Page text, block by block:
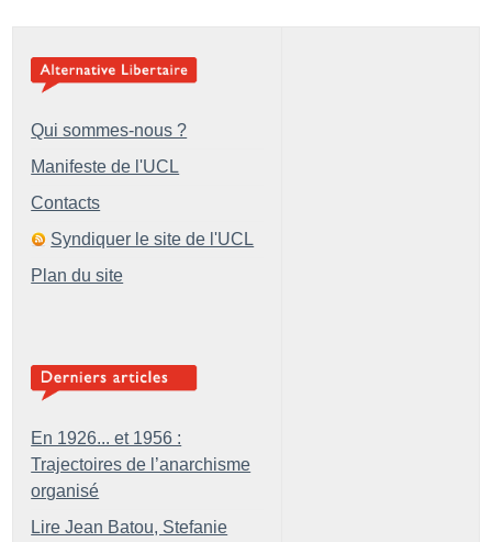
Qui sommes-nous ?
Manifeste de l'UCL
Contacts
Syndiquer le site de l'UCL
Plan du site
En 1926... et 1956 :
Trajectoires de l’anarchisme
organisé
Lire Jean Batou, Stefanie